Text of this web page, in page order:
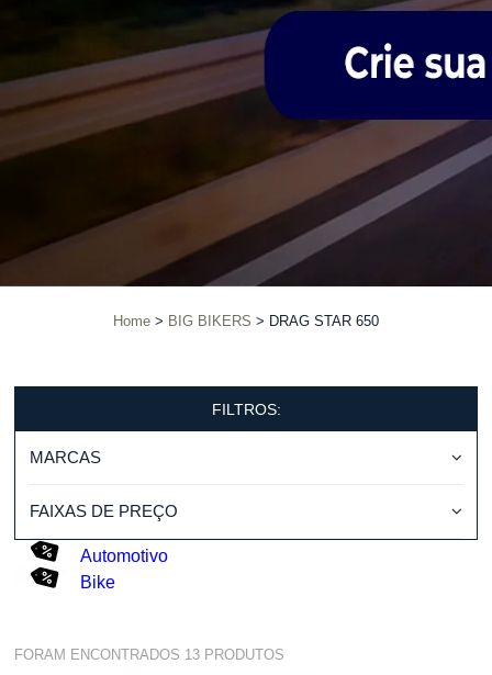
Home BIG BIKERS DRAG STAR 650
FILTROS:
MARCAS
FAIXAS DE PREÇO
Automotivo
Bike
FORAM ENCONTRADOS 13 PRODUTOS